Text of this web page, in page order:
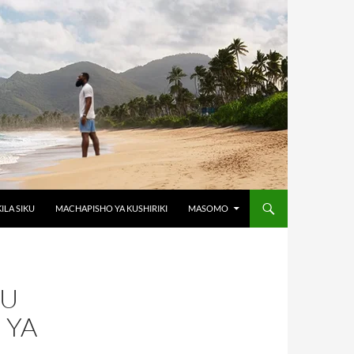
SIKU MACHAPISHO YA KUSHIRIKI MASOMO